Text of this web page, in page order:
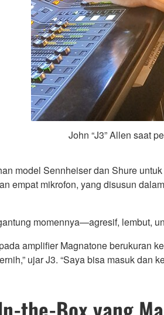
John “J3” Allen saat
model Sennheiser dan Shure
empat mikrofon, yang disusun
momennya—agresif, lembut,
amplifier Magnatone berukuran
ujar J3. “Saya bisa masuk dan